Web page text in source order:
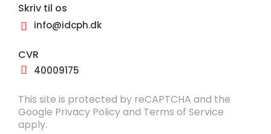
Skriv til os
info@idcph.dk
CVR
40009175
This site is protected by reCAPTCHA and the
Google Privacy Policyand Terms of Service
apply.